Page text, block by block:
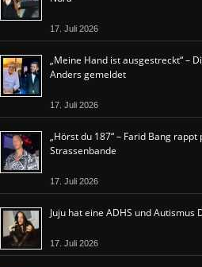
17. Juli 2026
„Meine Hand ist ausgestreckt“ –
Anders gemeldet
17. Juli 2026
„Hörst du 187“ – Farid Bang
Strassenbande
17. Juli 2026
Juju hat eine ADHS und Autismus
17. Juli 2026